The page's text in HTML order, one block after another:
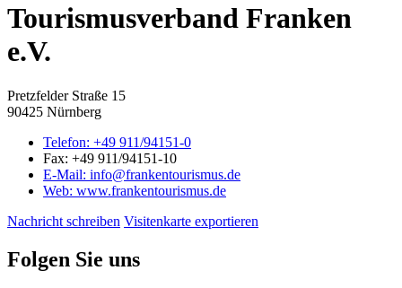
Tourismusverband Franken
e.V.
Pretzfelder Straße 15
90425 Nürnberg
Telefon: +49 911/94151-0
Fax: +49 911/94151-10
E-Mail: info@frankentourismus.de
Web: www.frankentourismus.de
Nachricht schreiben Visitenkarte exportieren
Folgen Sie uns